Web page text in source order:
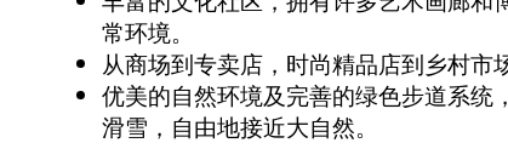
常环境。
从商场到专卖店，时尚精品店到乡村市
优美的自然环境及完善的绿色步道系
滑雪，自由地接近大自然。